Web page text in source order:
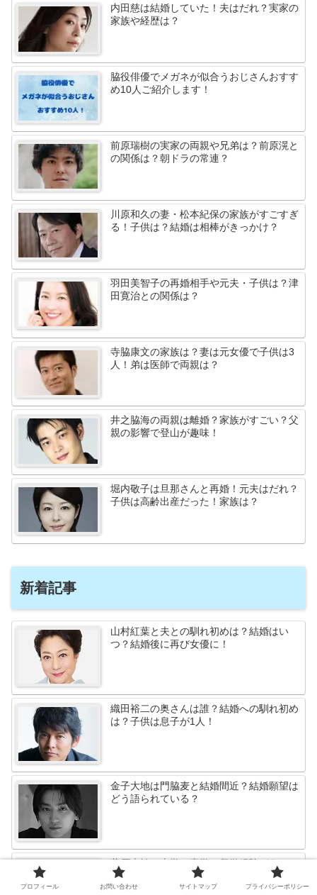
内田慈は結婚していた！夫はだれ？実家の
家族や経歴は？
脇役俳優でメガネが似合うおじさんおすす
め10人ご紹介します！
前原瑞樹の実家の両親や兄弟は？前原滉と
の関係は？朝ドラの常連？
川原和久の妻・松本紀保の家族がすごすぎ
る！子供は？結婚は相棒がきっかけ？
羽田美智子の再婚相手や元夫・子供は？津
田寛治との関係は？
寺脇康文の家族は？妻は元女優で子供は3
人！弟は医師で両親は？
井之脇海の両親は離婚？家族がすごい？父
親の影響で登山が趣味！
堀内敬子は旦那さんと再婚！元夫はだれ？
子供は高齢出産だった！家族は？
新着記事
山村紅葉と夫との馴れ初めは？結婚はい
つ？結婚後に再び女優に！
織田裕二の奥さんは誰？結婚への馴れ初め
は？子供は息子が1人！
金子大地は門脇麦と結婚間近？結婚願望は
どう語られている？
藤原大祐の大学は青学？留学経験があって
英語もすごい？
プロフィール お問い合わせ サイトマップ プライバシーポリシー